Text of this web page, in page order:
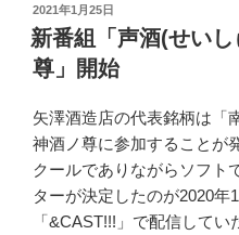
投
稿
日:
2021年1月25日
新番組「声酒(せい
尊」開始
矢澤酒造店の代表銘柄は「
神酒ノ尊に参加することが
クールでありながらソフト
ターが決定したのが2020年
「&CAST!!!」で配信してい